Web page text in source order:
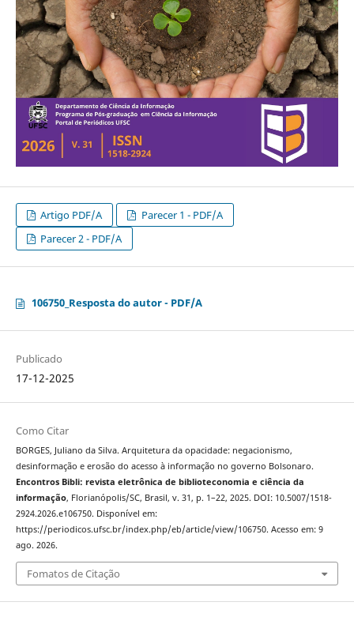
Artigo PDF/A
Parecer 1 - PDF/A
Parecer 2 - PDF/A
106750_Resposta do autor - PDF/A
Publicado
17-12-2025
Como Citar
BORGES, Juliano da Silva. Arquitetura da opacidade: negacionismo,
desinformação e erosão do acesso à informação no governo Bolsonaro.
Encontros Bibli: revista eletrônica de biblioteconomia e ciência da
informação, Florianópolis/SC, Brasil, v. 31, p. 1–22, 2025. DOI: 10.5007/1518-
2924.2026.e106750. Disponível em:
https://periodicos.ufsc.br/index.php/eb/article/view/106750. Acesso em: 9
ago. 2026.
Fomatos de Citação